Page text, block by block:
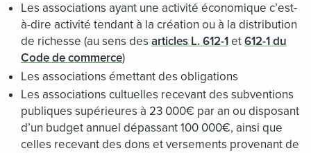
Les associations ayant une activité économique c’est-
à-dire activité tendant à la création ou à la distribution
de richesse (au sens des articles L. 612-1et612-1 du
Code de commerce)
Les associations émettant des obligations
Les associations cultuelles recevant des subventions
publiques supérieures à 23 000€ par an ou disposant
d’un budget annuel dépassant 100 000€, ainsi que
celles recevant des dons et versements provenant de